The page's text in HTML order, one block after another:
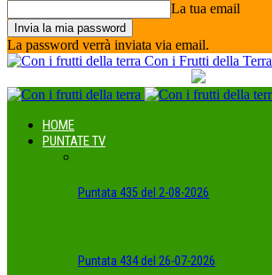
La tua email
La password verrà inviata via email.
Con i Frutti della Terra
HOME
PUNTATE TV
Puntata 435 del 2-08-2026
Puntata 434 del 26-07-2026